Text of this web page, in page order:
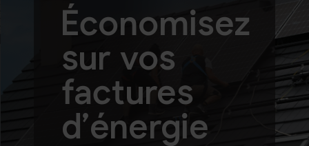
Économisez
sur vos
factures
d’énergie